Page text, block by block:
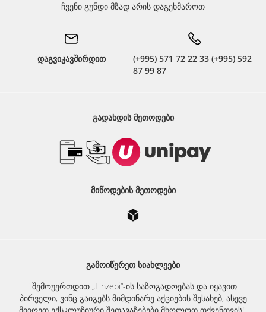
ჩვენი გუნდი მზად არის დაგეხმაროთ
დაგვიკავშირდით
(+995) 571 72 22 33 (+995) 592
87 99 87
ᲒᲐᲓᲐᲮᲓᲘᲡ ᲛᲔᲗᲝᲓᲔᲑᲘ
ᲛᲘᲬᲝᲓᲔᲑᲘᲡ ᲛᲔᲗᲝᲓᲔᲑᲘ
ᲒᲐᲛᲝᲘᲬᲔᲠᲔᲗ ᲡᲘᲐᲮᲚᲔᲔᲑᲘ
"შემოუერთდით „Linzebi“-ის საზოგადოებას და იყავით
პირველი, ვინც გაიგებს მიმდინარე აქციების შესახებ, ასევე